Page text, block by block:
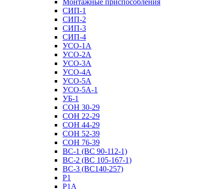
СИП-1
СИП-2
СИП-3
СИП-4
УСО-1А
УСО-2А
УСО-3А
УСО-4А
УСО-5А
УСО-5А-1
УБ-1
СОН 30-29
СОН 22-29
СОН 44-29
СОН 52-39
СОН 76-39
ВС-1 (ВС 90-112-1)
ВС-2 (ВС 105-167-1)
ВС-3 (ВС140-257)
Р1
Р1А